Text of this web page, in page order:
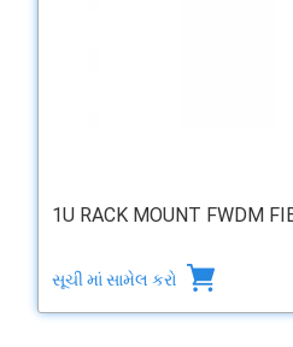
1U RACK MOUNT FWDM
સૂચી માં સામેલ કરો